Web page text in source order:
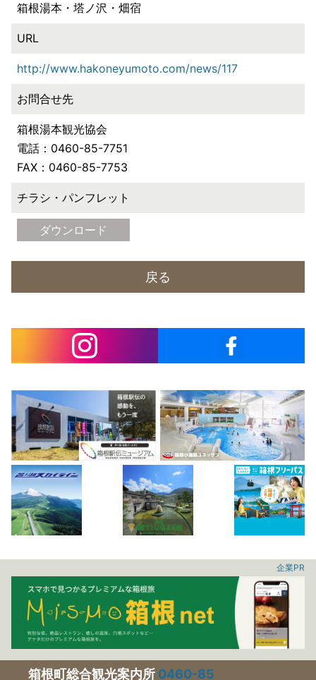
箱根湯本・塔ノ沢・畑宿
URL
http://www.hakoneyumoto.com/news/117
お問合せ先
箱根湯本観光協会
電話：0460-85-7751
FAX：0460-85-7753
チラシ・パンフレット
ダウンロード
戻る
企業PR
箱根町総合観光案内所 0460-85